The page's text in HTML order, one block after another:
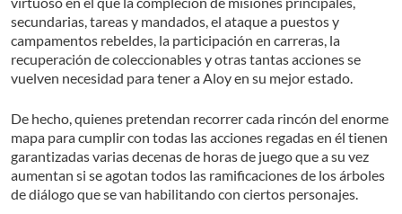
secundarias, tareas y mandados, el ataque a puestos y
campamentos rebeldes, la participación en carreras, la
recuperación de coleccionables y otras tantas acciones se
vuelven necesidad para tener a Aloy en su mejor estado.
De hecho, quienes pretendan recorrer cada rincón del enorme
mapa para cumplir con todas las acciones regadas en él tienen
garantizadas varias decenas de horas de juego que a su vez
aumentan si se agotan todos las ramificaciones de los árboles
de diálogo que se van habilitando con ciertos personajes.